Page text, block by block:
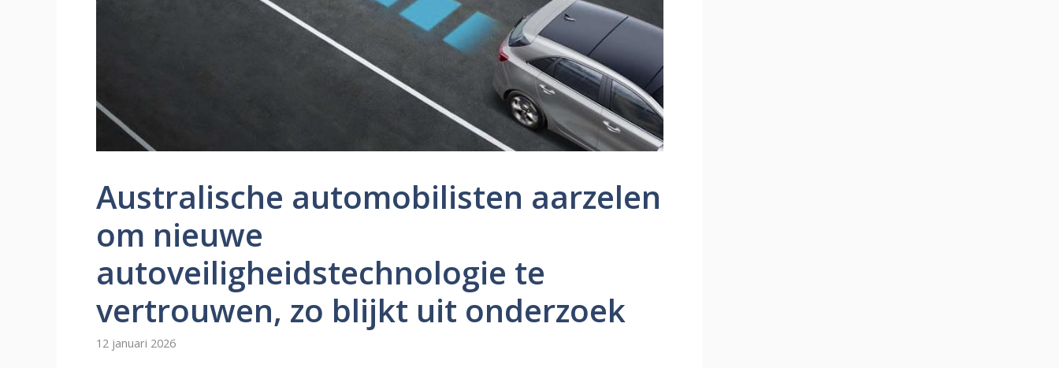
Australische automobilisten aarzelen
om nieuwe
autoveiligheidstechnologie te
vertrouwen, zo blijkt uit onderzoek
12 januari 2026